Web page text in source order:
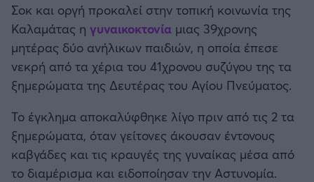
Μάντσεστερ Γιουνάιτεντ
Μάντσεστερ Σίτι
Λίβερπουλ
Σοκ και οργή προκαλεί στην τοπική κοινωνία της
Καλαμάτας η γυναικοκτονία μιας 39χρονης
μητέρας δύο ανήλικων παιδιών, η οποία έπεσε
νεκρή από τα χέρια του 41χρονου συζύγου της τα
ξημερώματα της Δευτέρας του Αγίου Πνεύματος.
Το έγκλημα αποκαλύφθηκε λίγο πριν από τις 2 τα
ξημερώματα, όταν γείτονες άκουσαν έντονους
καβγάδες και τις κραυγές της γυναίκας μέσα από
το διαμέρισμα και ειδοποίησαν την Αστυνομία.